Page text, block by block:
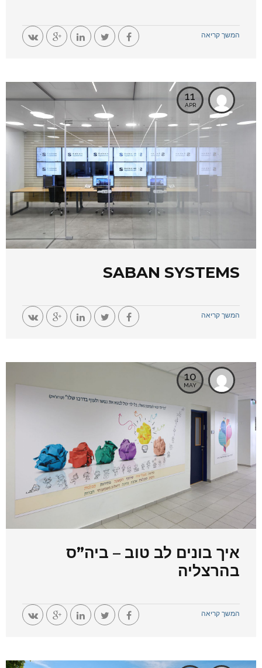
המשך קריאה
11
APR
SABAN SYSTEMS
המשך קריאה
10
MAY
איך בונים לב טוב – ביה”ס
בהרצליה
המשך קריאה